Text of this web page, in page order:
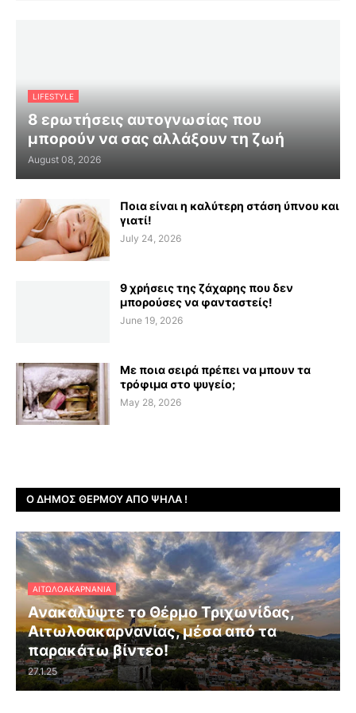
LIFESTYLE
8 ερωτήσεις αυτογνωσίας που
μπορούν να σας αλλάξουν τη ζωή
August 08, 2026
Ποια είναι η καλύτερη στάση ύπνου και
γιατί!
July 24, 2026
9 χρήσεις της ζάχαρης που δεν
μπορούσες να φανταστείς!
June 19, 2026
Με ποια σειρά πρέπει να μπουν τα
τρόφιμα στο ψυγείο;
May 28, 2026
Ο ΔΉΜΟΣ ΘΈΡΜΟΥ ΑΠΌ ΨΗΛΆ !
ΑΙΤΩΛΟΑΚΑΡΝΑΝΊΑ
Ανακαλύψτε το Θέρμο Τριχωνίδας,
Αιτωλοακαρνανίας, μέσα από τα
παρακάτω βίντεο!
27.1.25